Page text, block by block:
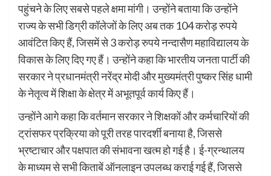
पहुंचने के लिए सबसे पहले क्षमा मांगी। उन्होंने बताया कि उन्होंने
राज्य के सभी डिग्री कॉलेजों के लिए अब तक 104 करोड़ रुपये
आवंटित किए हैं, जिसमें से 3 करोड़ रुपये नन्दासैण महाविद्यालय के
विकास के लिए दिए गए हैं। उन्होंने कहा कि भारतीय जनता पार्टी की
सरकार ने प्रधानमंत्री नरेंद्र मोदी और मुख्यमंत्री पुष्कर सिंह धामी
के नेतृत्व में शिक्षा के क्षेत्र में अभूतपूर्व कार्य किए हैं।
उन्होंने आगे कहा कि वर्तमान सरकार ने शिक्षकों और कर्मचारियों की
ट्रांसफर प्रक्रिया को पूरी तरह पारदर्शी बनाया है, जिससे
भ्रष्टाचार और पक्षपात की संभावना खत्म हो गई है। ई-ग्रन्थालय
के माध्यम से सभी किताबें ऑनलाइन उपलब्ध कराई गई हैं, जिससे